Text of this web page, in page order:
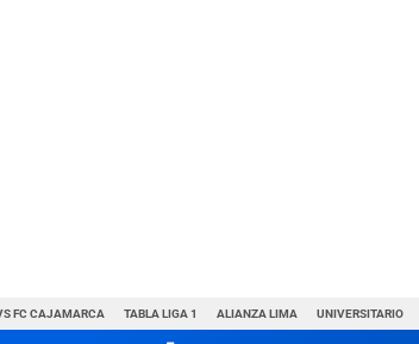
FC CAJAMARCA TABLA LIGA 1 ALIANZA LIMA UNIVERSITARIO